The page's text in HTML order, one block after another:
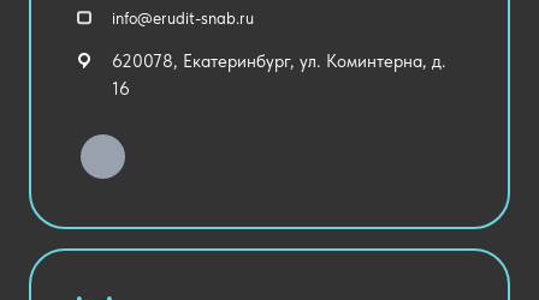
Спортивный зал
Уличное оборудование
Хозяйственные Товары
Столовая и пищеблок
Оснащение кабинетов
info@erudit-snab.ru
620078, Екатеринбург, ул. Коминтерна, д.
16